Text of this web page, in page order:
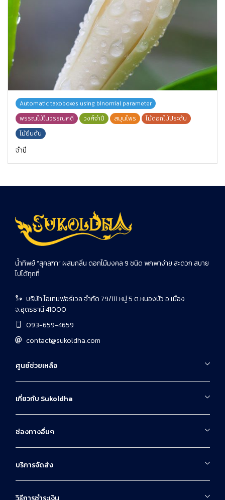
Automatic taxoboxes using binomial parameter
พรรณไม้ในวรรณคดี
วงศ์จำปี สมุนไพร
ไม้ดอกไม้ประดับ
ไม้ยืนต้น
จำปี
น้ำทิพย์ “สุคลฑา” ผสมกลิ่น ดอกไม้มงคล 9 ชนิด พกพาง่าย สะดวก สบาย
ไปได้ทุกที่
บริษัท ไอเทมฟอร์เวล จำกัด 79/111 หมู่ 5 ต.หนองบัว อ.เมือง
จ.อุดรธานี 41000
093-659-4659
contact@sukoldha.com
ศูนย์ช่วยเหลือ
เกี่ยวกับ Sukoldha
ช่องทางอื่นๆ
บริการจัดส่ง